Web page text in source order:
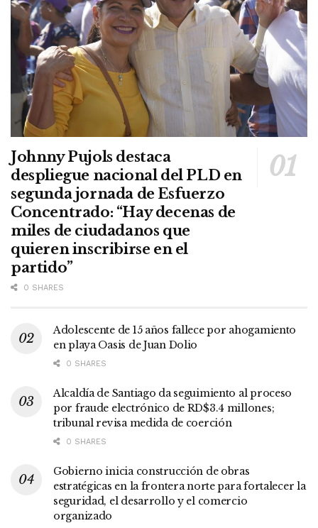
Johnny Pujols destaca
despliegue nacional del PLD en
segunda jornada de Esfuerzo
Concentrado: “Hay decenas de
miles de ciudadanos que
quieren inscribirse en el
partido”
0 SHARES
Adolescente de 15 años fallece por ahogamiento
en playa Oasis de Juan Dolio
0 SHARES
Alcaldía de Santiago da seguimiento al proceso
por fraude electrónico de RD$3.4 millones;
tribunal revisa medida de coerción
0 SHARES
Gobierno inicia construcción de obras
estratégicas en la frontera norte para fortalecer la
seguridad, el desarrollo y el comercio
organizado